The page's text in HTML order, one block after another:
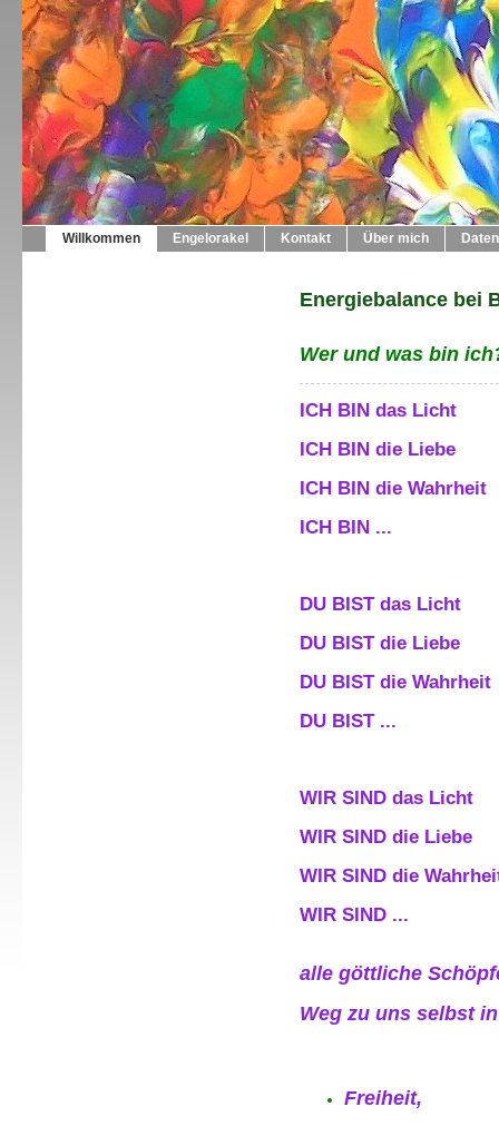
Willkommen Engelorakel Kontakt Über mich
Energiebalance bei
Wer und was bin
ICH BIN das Licht
ICH BIN die Liebe
ICH BIN die Wahrheit
ICH BIN ...
DU BIST das Licht
DU BIST die Liebe
DU BIST die Wahrheit
DU BIST ...
WIR SIND das Licht
WIR SIND die Liebe
WIR SIND die
WIR SIND ...
alle göttliche
Weg zu uns selbst
Freiheit,